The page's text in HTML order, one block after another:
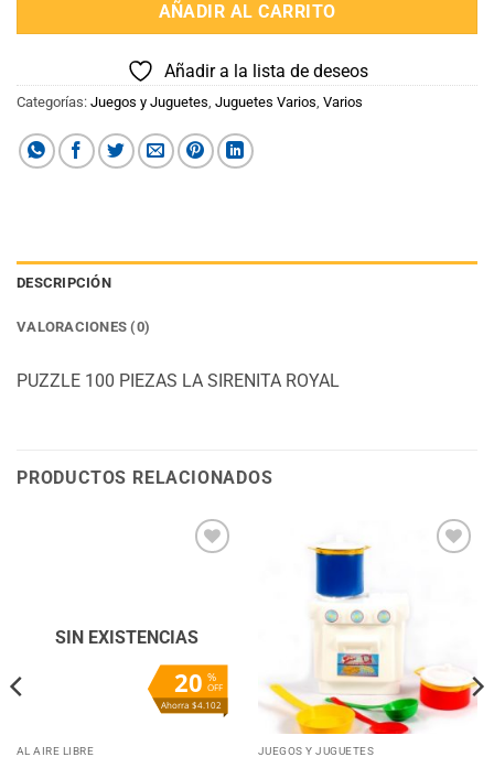
AÑADIR AL CARRITO
Añadir a la lista de deseos
Categorías: Juegos y Juguetes Juguetes Varios Varios
DESCRIPCIÓN
VALORACIONES (0)
PUZZLE 100 PIEZAS LA SIRENITA ROYAL
PRODUCTOS RELACIONADOS
%
OFF
20
Ahorra $4.102
deseos
SIN EXISTENCIAS
AL AIRE LIBRE JUEGOS Y JUGUETES